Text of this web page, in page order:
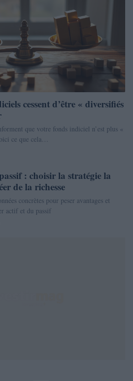
cessent d’être « diversifiés
que votre fonds indiciel n’est plus «
ce que cela…
: choisir la stratégie la
de la richesse
concrètes pour peser avantages et
actif et du passif